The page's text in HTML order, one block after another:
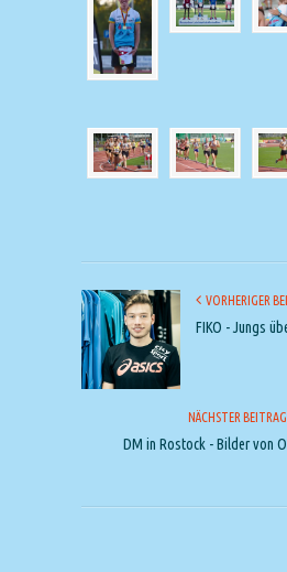
VORHERIGER
FIKO - Jungs
NÄCHSTER BEITRAG
DM in Rostock - Bilder von